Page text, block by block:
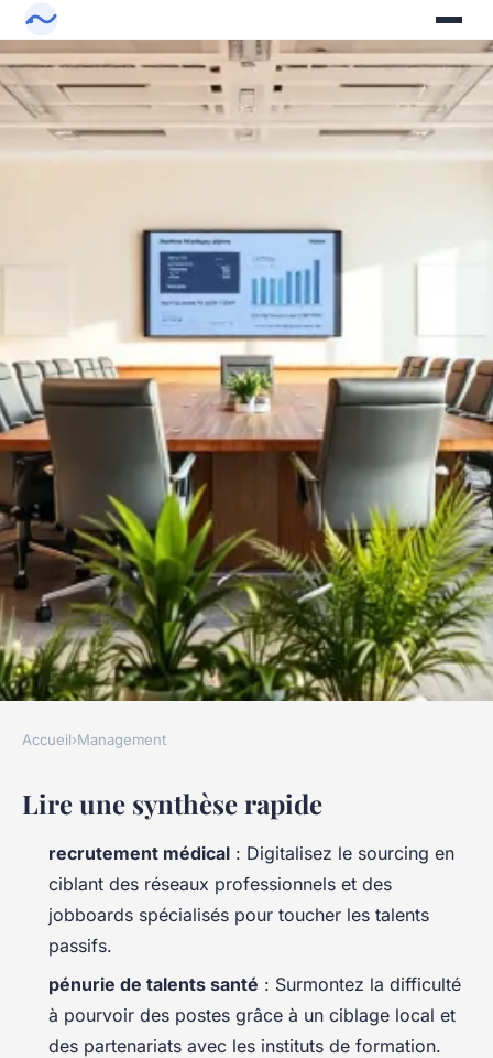
MANAGEMENT
5 stratégies pour un
recrutement efficace en santé
en 2023
Stélla 09/07/2026 15:30 10 min de lecture
Accueil›Management
Lire une synthèse rapide
recrutement médical : Digitalisez le sourcing en
ciblant des réseaux professionnels et des
jobboards spécialisés pour toucher les talents
passifs.
pénurie de talents santé : Surmontez la difficulté
à pourvoir des postes grâce à un ciblage local et
des partenariats avec les instituts de formation.